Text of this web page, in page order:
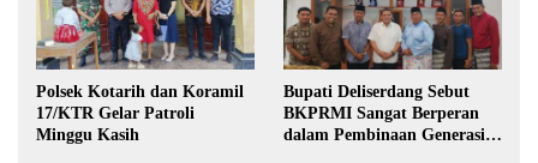
Polsek Kotarih dan Koramil
17/KTR Gelar Patroli
Minggu Kasih
Bupati Deliserdang Sebut
BKPRMI Sangat Berperan
dalam Pembinaan Generasi